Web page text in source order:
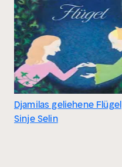
Djamilas geliehene Flügel
Sinje Selin